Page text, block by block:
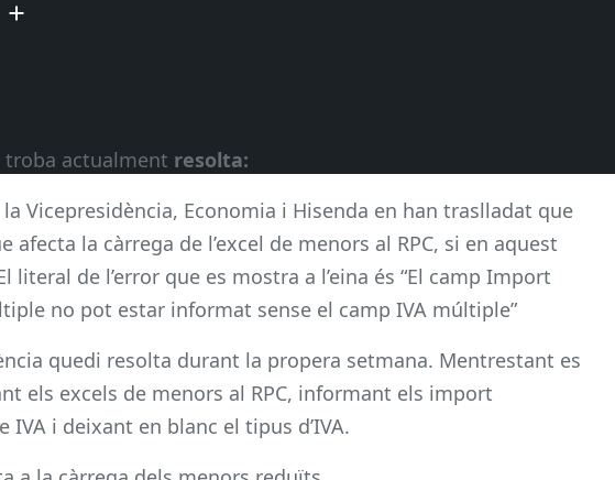
troba actualment resolta:
Vicepresidència, Economia i Hisenda en han traslladat que
afecta la càrrega de l’excel de menors al RPC, si en aquest
literal de l’error que es mostra a l’eina és “El camp Import
no pot estar informat sense el camp IVA múltiple”
quedi resolta durant la propera setmana. Mentrestant es
els excels de menors al RPC, informant els import
IVA i deixant en blanc el tipus d’IVA.